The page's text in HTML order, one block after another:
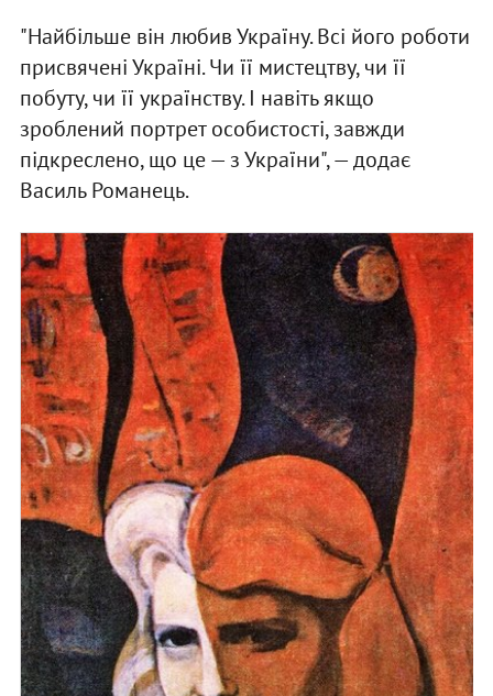
"Найбільше він любив Україну. Всі його роботи
присвячені Україні. Чи її мистецтву, чи її
побуту, чи її українству. І навіть якщо
зроблений портрет особистості, завжди
підкреслено, що це — з України", — додає
Василь Романець.